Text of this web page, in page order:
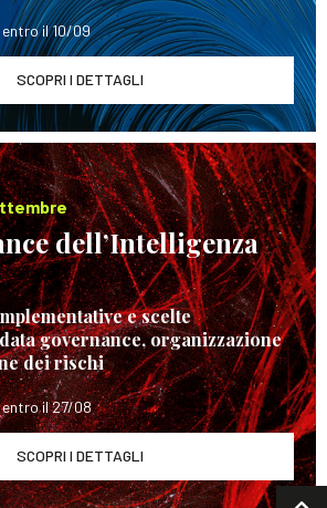
il 10/09
SCOPRI I DETTAGLI
dell’Intelligenza
e scelte
governance, organizzazione
dei rischi
il 27/08
SCOPRI I DETTAGLI